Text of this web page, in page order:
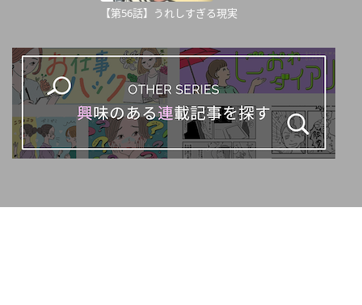
【第56話】うれしすぎる現実